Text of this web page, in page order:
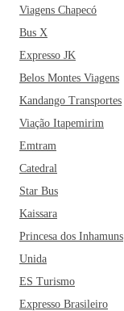
Viagens Chapecó
Bus X
Expresso JK
Belos Montes Viagens
Kandango Transportes
Viação Itapemirim
Emtram
Catedral
Star Bus
Kaissara
Princesa dos Inhamuns
Unida
ES Turismo
Expresso Brasileiro